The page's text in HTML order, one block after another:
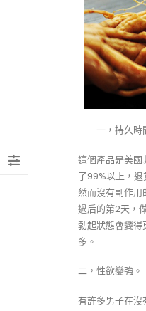
一，持久時
這個產品是美國
了99%以上，
然而沒有副作用
過后的第2天，
勃起狀態會變
多。
二，性欲變強。
有許多男子在